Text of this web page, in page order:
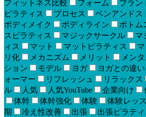
フィットネス比較
フォーム ブラン
ピラティス
プロセス ベンアンドス
ボディメイク
ボディライン ボトム
スピラティス
マジックサークル マ
ィス
マット マットピラティス
リ化
メカニズム メリット メン
ション
モデル ヨガ ヨガとの違い
ォーマー
リフレッシュ リラックス
ル
人気 人気YouTube 企業向け
体幹
体幹強化 体験 体験レッ
期
冷え性改善 出張 出張ピラティ